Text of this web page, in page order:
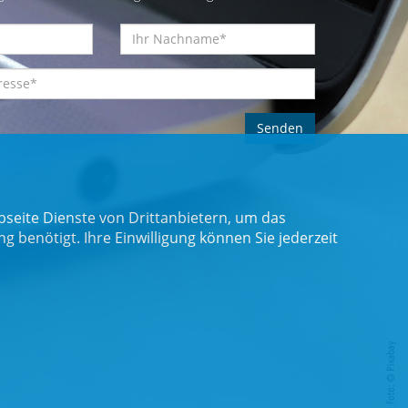
Dienste von Drittanbietern, um das
benötigt. Ihre Einwilligung können Sie jederzeit